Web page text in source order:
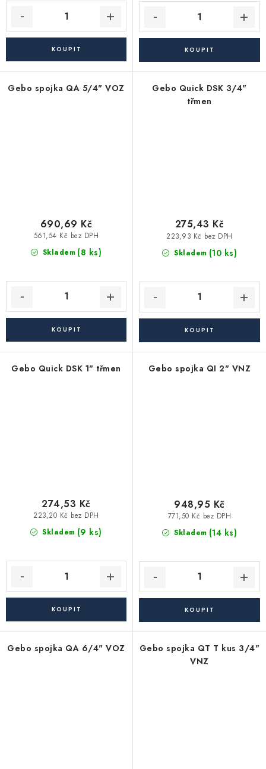
Gebo spojka QA 5/4" VOZ
Skladem (8 ks)
561,54 Kč bez DPH
690,69 Kč
Gebo Quick DSK 3/4"
třmen
Skladem (10 ks)
223,93 Kč bez DPH
275,43 Kč
Gebo Quick DSK 1" třmen
Skladem (9 ks)
223,20 Kč bez DPH
274,53 Kč
Gebo spojka QI 2" VNZ
Skladem (14 ks)
771,50 Kč bez DPH
948,95 Kč
Gebo spojka QA 6/4" VOZ
Gebo spojka QT T kus 3/4"
VNZ